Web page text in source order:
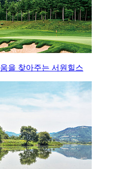
을 찾아주는 서원힐스